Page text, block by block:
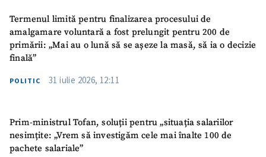
Termenul limită pentru finalizarea procesului de
amalgamare voluntară a fost prelungit pentru 200 de
primării: „Mai au o lună să se așeze la masă, să ia o decizie
finală”
POLITIC 31 iulie 2026, 12:11
Prim-ministrul Tofan, soluții pentru „situația salariilor
nesimțite: „Vrem să investigăm cele mai înalte 100 de
pachete salariale”